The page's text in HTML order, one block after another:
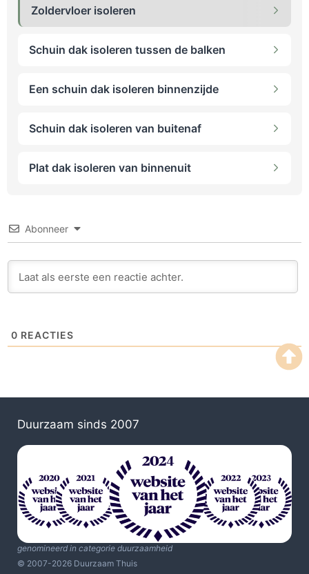
Zoldervloer isoleren
Schuin dak isoleren tussen de balken
Een schuin dak isoleren binnenzijde
Schuin dak isoleren van buitenaf
Plat dak isoleren van binnenuit
Abonneer
0 REACTIES
Duurzaam sinds 2007
genomineerd in categorie duurzaamheid
© 2007-2026 Duurzaam Thuis